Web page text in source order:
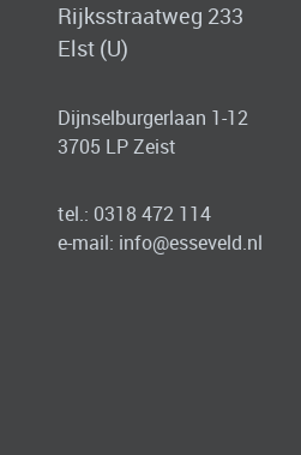
Rijksstraatweg 233
Elst (U)
Dijnselburgerlaan 1-12
3705 LP Zeist
tel.: 0318 472 114
e-mail: info@esseveld.nl